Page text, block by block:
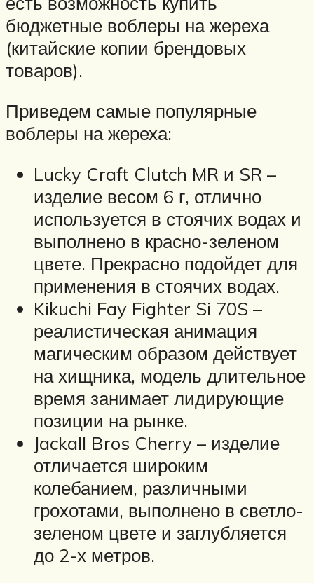
бюджетные воблеры на жереха
(китайские копии брендовых
товаров).
Приведем самые популярные
воблеры на жереха:
Lucky Craft Clutch MR и SR –
изделие весом 6 г, отлично
используется в стоячих водах и
выполнено в красно-зеленом
цвете. Прекрасно подойдет для
применения в стоячих водах.
Kikuchi Fay Fighter Si 70S –
реалистическая анимация
магическим образом действует
на хищника, модель длительное
время занимает лидирующие
позиции на рынке.
Jackall Bros Cherry – изделие
отличается широким
колебанием, различными
грохотами, выполнено в светло-
зеленом цвете и заглубляется
до 2-х метров.